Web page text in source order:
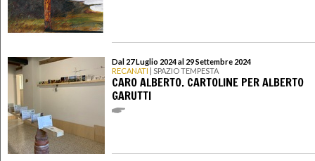
Dal 27 Luglio 2024 al 29 Settembre 2024
RECANATI | SPAZIO TEMPESTA
CARO ALBERTO. CARTOLINE PER ALBERTO
GARUTTI